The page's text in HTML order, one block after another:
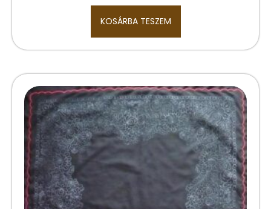
KOSÁRBA TESZEM